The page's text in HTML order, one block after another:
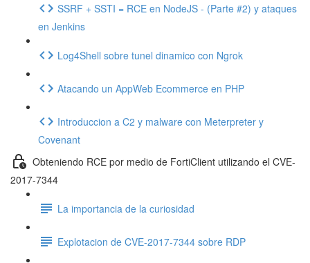
SSRF + SSTI = RCE en NodeJS - (Parte #2) y ataques
en Jenkins
Log4Shell sobre tunel dinamico con Ngrok
Atacando un AppWeb Ecommerce en PHP
Introduccion a C2 y malware con Meterpreter y
Covenant
Obteniendo RCE por medio de FortiClient utilizando el CVE-
2017-7344
La importancia de la curiosidad
Explotacion de CVE-2017-7344 sobre RDP